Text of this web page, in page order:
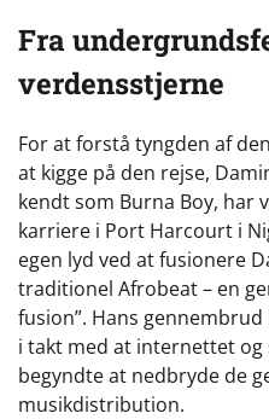
Fra
verdensstjerne
For at forstå tyngden af
at kigge på den rejse,
kendt som Burna Boy, har
karriere i Port Harcourt i
egen lyd ved at fusionere
traditionel Afrobeat – en
fusion”. Hans
i takt med at internettet
begyndte at nedbryde de
musikdistribution.